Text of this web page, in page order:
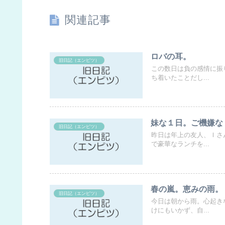
関連記事
旧日記（エンピツ） ロバの耳。
この数日は負の感情に
ち着いたことだし...
旧日記（エンピツ） 妹な１日。ご機嫌
昨日は年上の友人、Ｉ
で豪華なランチを...
旧日記（エンピツ） 春の嵐。恵みの雨。
今日は朝から雨。心起
けにもいかず、自...